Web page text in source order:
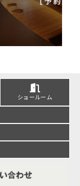
ショールーム